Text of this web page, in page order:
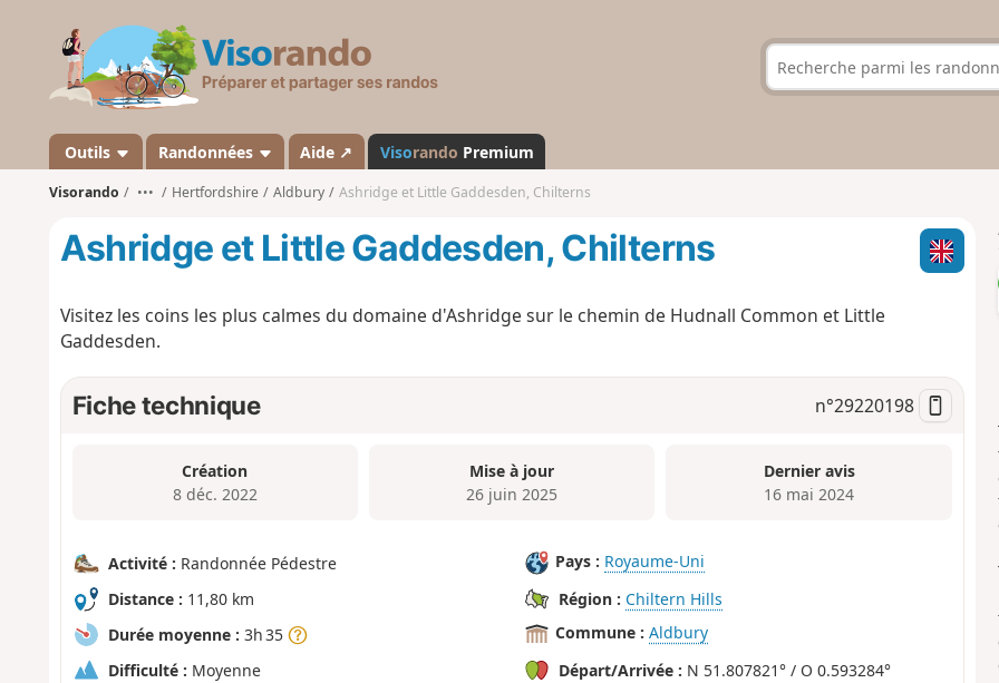
s
a
n
d
Outils Randonnées Aide ↗ Visorando Premium
Visorando ••• Hertfordshire Aldbury Ashridge et Little Gaddesden, Chilterns
Ashridge et Little Gaddesden, Chilterns
Visitez les coins les plus calmes du domaine d'Ashridge sur le chemin de Hudnall Common et Little
Gaddesden.
Fiche technique n°29220198
Création
8 déc. 2022
Mise à jour
26 juin 2025
Dernier avis
16 mai 2024
Activité : Randonnée Pédestre
Distance : 11,80 km
Durée moyenne : 3h 35
Difficulté : Moyenne
Pays : Royaume-Uni
Région : Chiltern Hills
Commune : Aldbury
Départ/Arrivée : N 51.807821° / O 0.593284°